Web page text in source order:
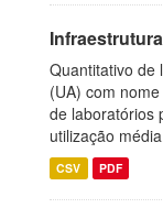
Quantitativo de
(UA) com
de laboratórios
utilização
CSV PDF